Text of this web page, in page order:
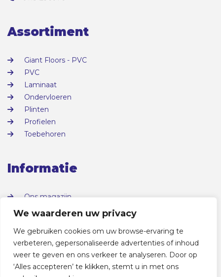
We waarderen uw privacy
We gebruiken cookies om uw browse-ervaring te
verbeteren, gepersonaliseerde advertenties of inhoud
weer te geven en ons verkeer te analyseren. Door op
‘Alles accepteren’ te klikken, stemt u in met ons
Assortiment
Giant Floors - PVC
PVC
Laminaat
Ondervloeren
Plinten
Profielen
Toebehoren
Informatie
Ons magazijn